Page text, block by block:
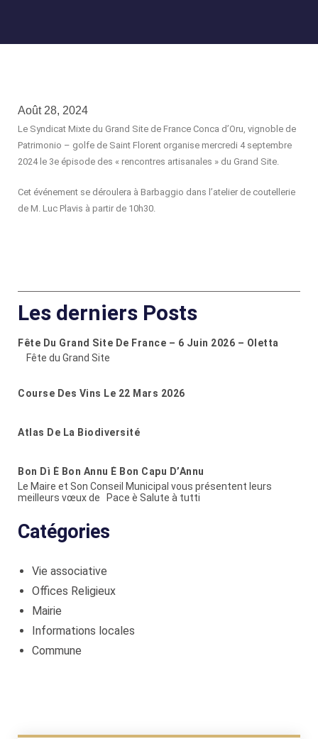
Août 28, 2024
Le Syndicat Mixte du Grand Site de France Conca d’Oru, vignoble de
Patrimonio – golfe de Saint Florent organise mercredi 4 septembre
2024 le 3e épisode des « rencontres artisanales » du Grand Site.
Cet événement se déroulera à Barbaggio dans l’atelier de coutellerie
de M. Luc Plavis à partir de 10h30.
Les derniers Posts
Fête Du Grand Site De France – 6 Juin 2026 – Oletta
Fête du Grand Site
Course Des Vins Le 22 Mars 2026
Atlas De La Biodiversité
Bon Dì È Bon Annu È Bon Capu D’Annu
Le Maire et Son Conseil Municipal vous présentent leurs
meilleurs vœux de Pace è Salute à tutti
Catégories
Vie associative
Offices Religieux
Mairie
Informations locales
Commune